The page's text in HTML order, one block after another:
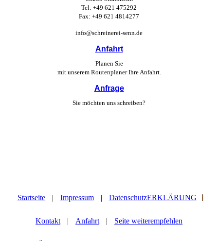
Tel: +49 621 475292
Fax: +49 621 4814277
info@schreinerei-senn.de
Anfahrt
Planen Sie
mit unserem Routen­planer Ihre Anfahrt.
Anfrage
Sie möchten uns schreiben?
Startseite | Impressum | DatenschutzERKLÄRUNG |
Kontakt | Anfahrt | Seite weiterempfehlen